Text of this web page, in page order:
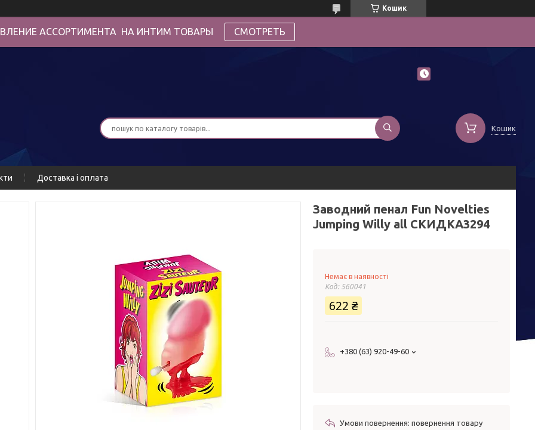
Кошик
АССОРТИМЕНТА НА ИНТИМ ТОВАРЫ СМОТРЕТЬ
Кошик
Доставка і оплата
Заводний пенал Fun Novelties
Jumping Willy all СКИДКА3294
Немає в наявності
Код: 560041
622 ₴
+380 (63) 920-49-60
повернення товару